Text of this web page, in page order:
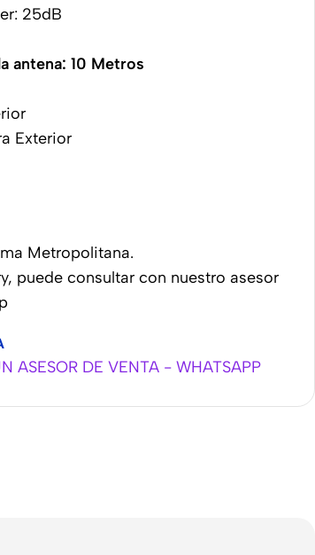
25dB
antena: 10 Metros
Exterior
Metropolitana.
puede consultar con nuestro asesor
ASESOR DE VENTA - WHATSAPP